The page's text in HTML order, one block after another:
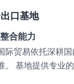
口基地
合能力
际贸易依托深耕
。 基地提供专业